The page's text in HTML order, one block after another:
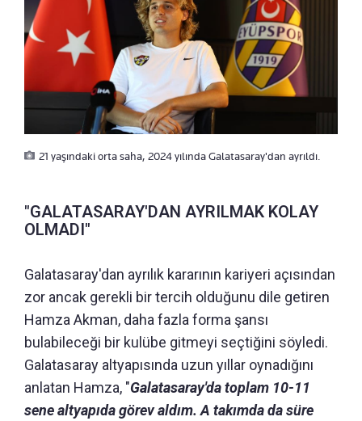
21 yaşındaki orta saha, 2024 yılında Galatasaray'dan ayrıldı.
"GALATASARAY'DAN AYRILMAK KOLAY
OLMADI"
Galatasaray'dan ayrılık kararının kariyeri açısından
zor ancak gerekli bir tercih olduğunu dile getiren
Hamza Akman, daha fazla forma şansı
bulabileceği bir kulübe gitmeyi seçtiğini söyledi.
Galatasaray altyapısında uzun yıllar oynadığını
anlatan Hamza, "Galatasaray'da toplam 10-11
sene altyapıda görev aldım. A takımda da süre